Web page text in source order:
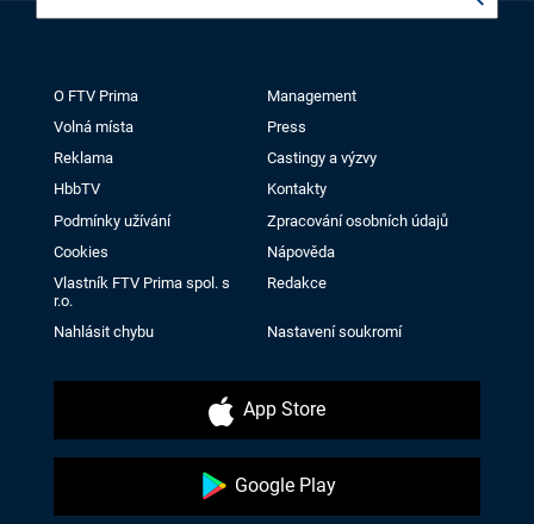
O FTV Prima
Management
Volná místa
Press
Reklama
Castingy a výzvy
HbbTV
Kontakty
Podmínky užívání
Zpracování osobních údajů
Cookies
Nápověda
Vlastník FTV Prima spol. s
r.o.
Redakce
Nahlásit chybu Nastavení soukromí
App Store
Google Play